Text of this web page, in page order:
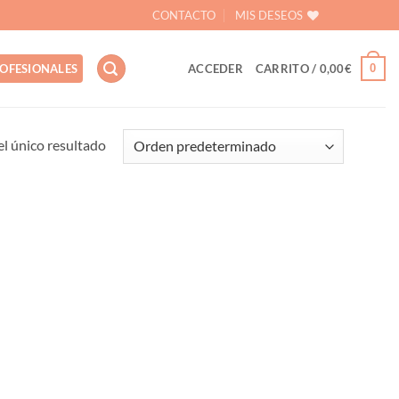
CONTACTO MIS DESEOS
ACCEDER CARRITO / 0,00€ 0
único resultado